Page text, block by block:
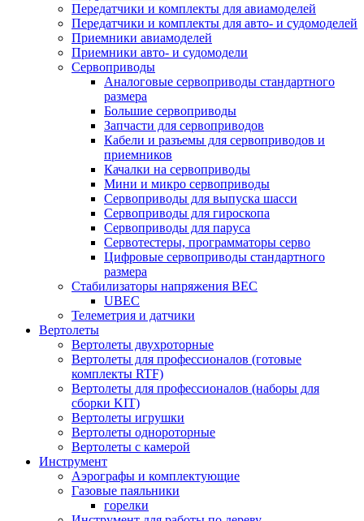
Передатчики и комплекты для авиамоделей
Передатчики и комплекты для авто- и судомоделей
Приемники авиамоделей
Приемники авто- и судомодели
Сервоприводы
Аналоговые сервоприводы стандартного
размера
Большие сервоприводы
Запчасти для сервоприводов
Кабели и разъемы для сервоприводов и
приемников
Качалки на сервоприводы
Мини и микро сервоприводы
Сервоприводы для выпуска шасси
Сервоприводы для гироскопа
Сервоприводы для паруса
Сервотестеры, программаторы серво
Цифровые сервоприводы стандартного
размера
Стабилизаторы напряжения BEC
UBEC
Телеметрия и датчики
Вертолеты
Вертолеты двухроторные
Вертолеты для профессионалов (готовые
комплекты RTF)
Вертолеты для профессионалов (наборы для
сборки KIT)
Вертолеты игрушки
Вертолеты однороторные
Вертолеты с камерой
Инструмент
Аэрографы и комплектующие
Газовые паяльники
горелки